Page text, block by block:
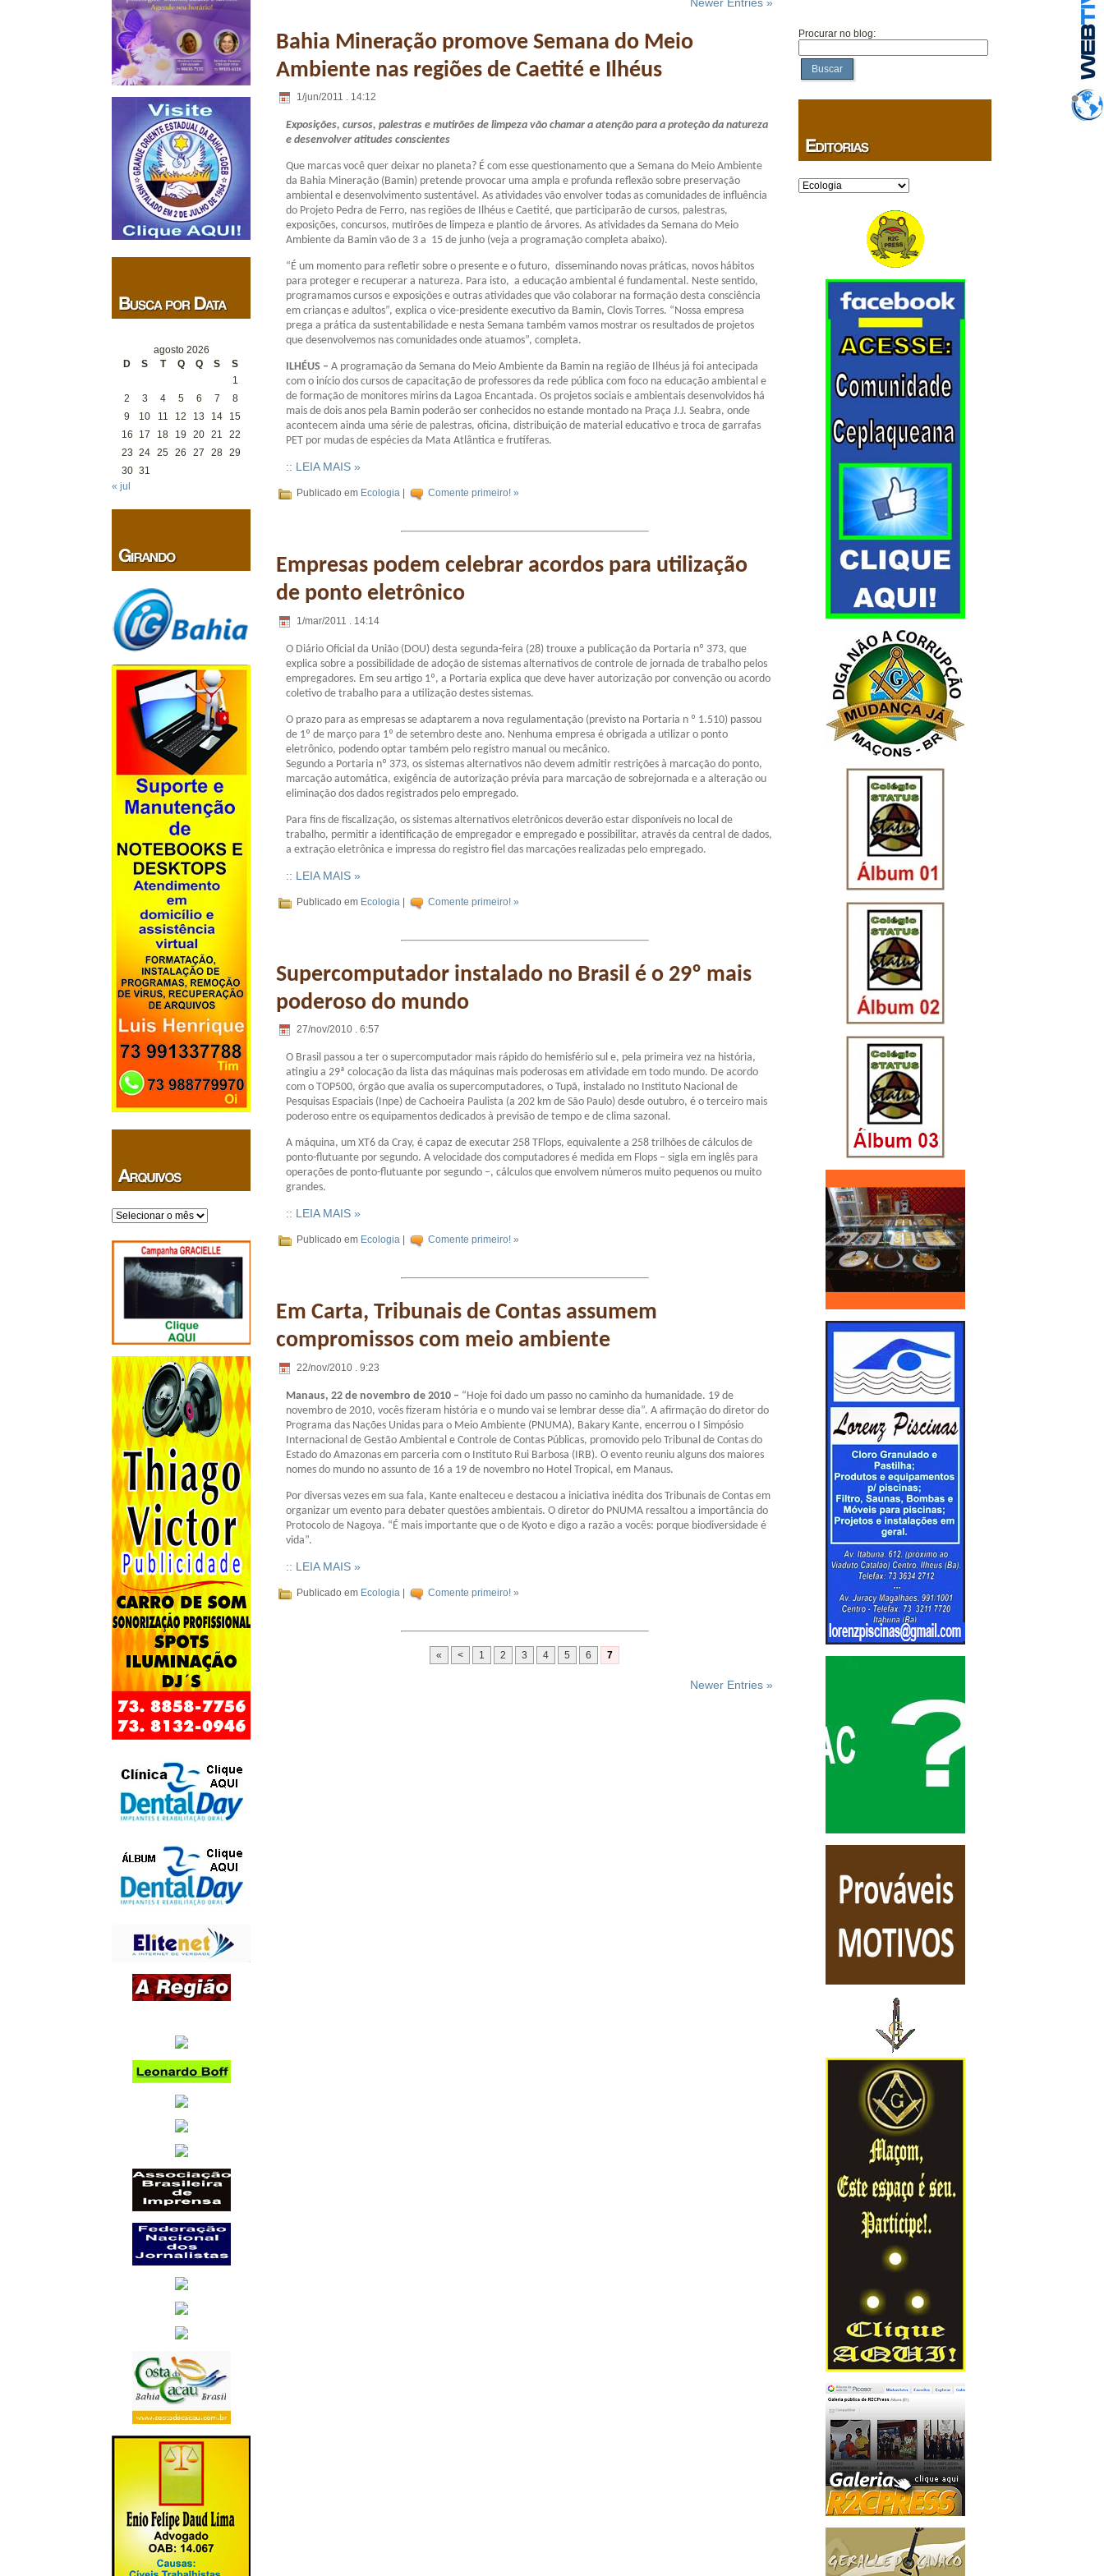
agosto 2026
D
S T Q Q S
S
1
2
3 4 5 6 7
8
9
10 11 12 13 14
15
16
17 18 19 20 21
22
23 24 25 26 27 28 29
30 31
« jul
Arquivos
Bahia Mineração promove Semana do Meio
Ambiente nas regiões de Caetité e Ilhéus
1/jun/2011 . 14:12
Exposições, cursos, palestras e mutirões de limpeza vão chamar a atenção para a proteção da natureza
e desenvolver atitudes conscientes
Que marcas você quer deixar no planeta? É com esse questionamento que a Semana do Meio Ambiente
da Bahia Mineração (Bamin) pretende provocar uma ampla e profunda reflexão sobre preservação
ambiental e desenvolvimento sustentável. As atividades vão envolver todas as comunidades de influência
do Projeto Pedra de Ferro, nas regiões de Ilhéus e Caetité, que participarão de cursos, palestras,
exposições, concursos, mutirões de limpeza e plantio de árvores. As atividades da Semana do Meio
Ambiente da Bamin vão de 3 a 15 de junho (veja a programação completa abaixo).
“É um momento para refletir sobre o presente e o futuro, disseminando novas práticas, novos hábitos
para proteger e recuperar a natureza. Para isto, a educação ambiental é fundamental. Neste sentido,
programamos cursos e exposições e outras atividades que vão colaborar na formação desta consciência
em crianças e adultos”, explica o vice-presidente executivo da Bamin, Clovis Torres. “Nossa empresa
prega a prática da sustentabilidade e nesta Semana também vamos mostrar os resultados de projetos
que desenvolvemos nas comunidades onde atuamos”, completa.
ILHÉUS – A programação da Semana do Meio Ambiente da Bamin na região de Ilhéus já foi antecipada
com o início dos cursos de capacitação de professores da rede pública com foco na educação ambiental e
de formação de monitores mirins da Lagoa Encantada. Os projetos sociais e ambientais desenvolvidos há
mais de dois anos pela Bamin poderão ser conhecidos no estande montado na Praça J.J. Seabra, onde
acontecem ainda uma série de palestras, oficina, distribuição de material educativo e troca de garrafas
PET por mudas de espécies da Mata Atlântica e frutíferas.
:: LEIA MAIS »
Publicado em Ecologia Comente primeiro! »
Empresas podem celebrar acordos para utilização
de ponto eletrônico
1/mar/2011 . 14:14
O Diário Oficial da União (DOU) desta segunda-feira (28) trouxe a publicação da Portaria nº 373, que
explica sobre a possibilidade de adoção de sistemas alternativos de controle de jornada de trabalho pelos
empregadores. Em seu artigo 1º, a Portaria explica que deve haver autorização por convenção ou acordo
coletivo de trabalho para a utilização destes sistemas.
O prazo para as empresas se adaptarem a nova regulamentação (previsto na Portaria n º 1.510) passou
de 1º de março para 1º de setembro deste ano. Nenhuma empresa é obrigada a utilizar o ponto
eletrônico, podendo optar também pelo registro manual ou mecânico.
Segundo a Portaria nº 373, os sistemas alternativos não devem admitir restrições à marcação do ponto,
marcação automática, exigência de autorização prévia para marcação de sobrejornada e a alteração ou
eliminação dos dados registrados pelo empregado.
Para fins de fiscalização, os sistemas alternativos eletrônicos deverão estar disponíveis no local de
trabalho, permitir a identificação de empregador e empregado e possibilitar, através da central de dados,
a extração eletrônica e impressa do registro fiel das marcações realizadas pelo empregado.
:: LEIA MAIS »
Publicado em Ecologia | Comente primeiro! »
Supercomputador instalado no Brasil é o 29º mais
poderoso do mundo
27/nov/2010 . 6:57
O Brasil passou a ter o supercomputador mais rápido do hemisfério sul e, pela primeira vez na história,
atingiu a 29ª colocação da lista das máquinas mais poderosas em atividade em todo mundo. De acordo
com o TOP500, órgão que avalia os supercomputadores, o Tupã, instalado no Instituto Nacional de
Pesquisas Espaciais (Inpe) de Cachoeira Paulista (a 202 km de São Paulo) desde outubro, é o terceiro mais
poderoso entre os equipamentos dedicados à previsão de tempo e de clima sazonal.
A máquina, um XT6 da Cray, é capaz de executar 258 TFlops, equivalente a 258 trilhões de cálculos de
ponto-flutuante por segundo. A velocidade dos computadores é medida em Flops – sigla em inglês para
operações de ponto-flutuante por segundo –, cálculos que envolvem números muito pequenos ou muito
grandes.
:: LEIA MAIS »
Publicado em Ecologia Comente primeiro! »
Em Carta, Tribunais de Contas assumem
compromissos com meio ambiente
22/nov/2010 . 9:23
Manaus, 22 de novembro de 2010 – “Hoje foi dado um passo no caminho da humanidade. 19 de
novembro de 2010, vocês fizeram história e o mundo vai se lembrar desse dia”. A afirmação do diretor do
Programa das Nações Unidas para o Meio Ambiente (PNUMA), Bakary Kante, encerrou o I Simpósio
Internacional de Gestão Ambiental e Controle de Contas Públicas, promovido pelo Tribunal de Contas do
Estado do Amazonas em parceria com o Instituto Rui Barbosa (IRB). O evento reuniu alguns dos maiores
nomes do mundo no assunto de 16 a 19 de novembro no Hotel Tropical, em Manaus.
Por diversas vezes em sua fala, Kante enalteceu e destacou a iniciativa inédita dos Tribunais de Contas em
organizar um evento para debater questões ambientais. O diretor do PNUMA ressaltou a importância do
Protocolo de Nagoya. “É mais importante que o de Kyoto e digo a razão a vocês: porque biodiversidade é
vida”.
:: LEIA MAIS »
Publicado em Ecologia Comente primeiro! »
« < 1 2 3 4 5 6 7
Newer Entries »
Procurar no blog:
Buscar
Categorias